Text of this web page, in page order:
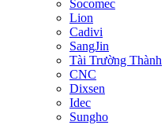
Socomec
Lion
Cadivi
SangJin
Tài Trường Thành
CNC
Dixsen
Idec
Sungho